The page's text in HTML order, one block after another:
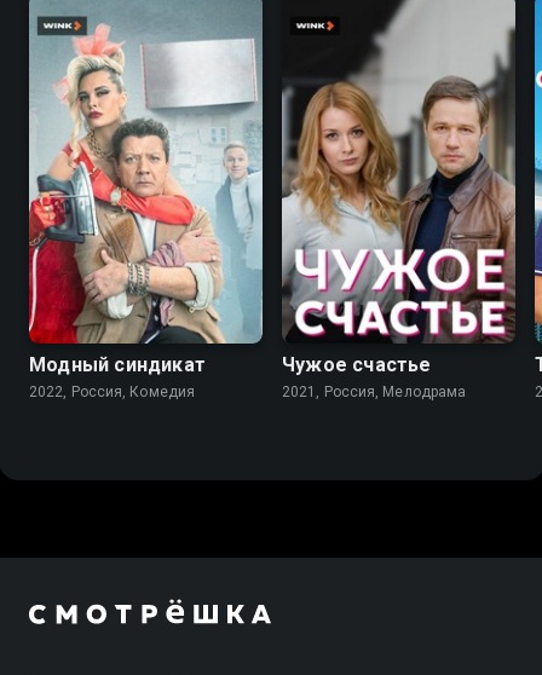
7.6
Модный синдикат
2022, Россия, Комедия
7.2
Чужое счастье
2021, Россия, Мелодрама